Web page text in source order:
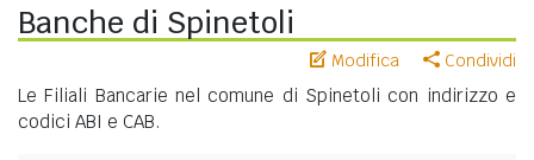
Banche di Spinetoli
Modifica Condividi
Le Filiali Bancarie nel comune di Spinetoli con indirizzo e
codici ABI e CAB.